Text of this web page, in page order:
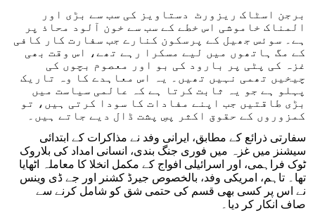
برجن اسٹاک ریزورٹ دستاویز کی سب سے بڑی اور
المناک خاموشی اس خطے کے سب سے خون آلود محاذ پر
ہے۔ سوئس جھیل کے پرسکون کنارے جب سفارت کار کافی
کے مگ ہاتھوں میں لیے مسکرا رہے تھے، اس وقت بھی
غزہ کی پٹی پر بارود کی بو اور معصوم بچوں کی
چیخیں تھمی نہیں تھیں۔ یہ اس معاہدے کا وہ تاریک
پہلو ہے جو یہ ثابت کرتا ہے کہ عالمی سیاست میں
بڑی طاقتیں جب اپنے مفادات کا سودا کرتی ہیں، تو
کمزوروں کے حقوق اکثر پسِ پشت ڈال دیے جاتے ہیں۔
سفارتی ذرائع کے مطابق، ایرانی وفد نے مذاکرات کے ابتدائی
سیشنز میں غزہ میں فوری جنگ بندی، انسانی امداد کی بلاروک
ٹوک فراہمی، اور اسرائیلی افواج کے مکمل انخلا کا معاملہ اٹھایا
تھا۔ تاہم، امریکی وفد، بالخصوص جیرڈ کشنر اور جے ڈی وینس
نے اس پر کسی بھی قسم کی حتمی شق کو شامل کرنے سے
صاف انکار کر دیا۔